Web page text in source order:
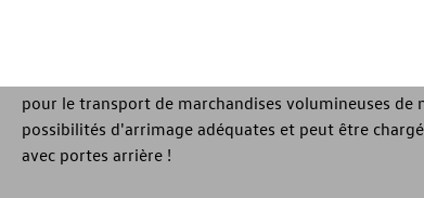
Utilisez simplement le toit de votre véhicule comme
supplémentaire : le porte-bagages est robuste et
pour le transport de marchandises volumineuses de
possibilités d'arrimage adéquates et peut être
avec portes arrière !